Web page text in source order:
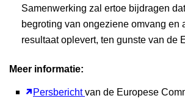
Samenwerking zal ertoe bijdragen
begroting van ongeziene omvang en
resultaat oplevert, ten gunste van de
Meer informatie:
Persbericht van de Europese